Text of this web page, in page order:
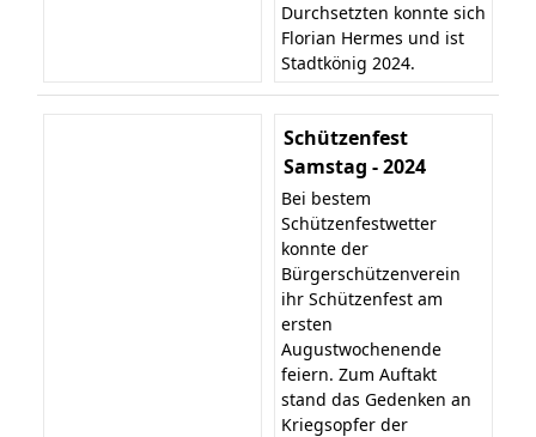
Durchsetzten konnte sich
Florian Hermes und ist
Stadtkönig 2024.
Schützenfest
Samstag - 2024
Bei bestem
Schützenfestwetter
konnte der
Bürgerschützenverein
ihr Schützenfest am
ersten
Augustwochenende
feiern. Zum Auftakt
stand das Gedenken an
Kriegsopfer der